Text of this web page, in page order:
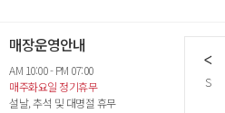
매장운영안내
AM 10:00 - PM 07:00
매주화요일 정기휴무
설날, 추석 및 대명절 휴무
2026-07
S M T W
1
S